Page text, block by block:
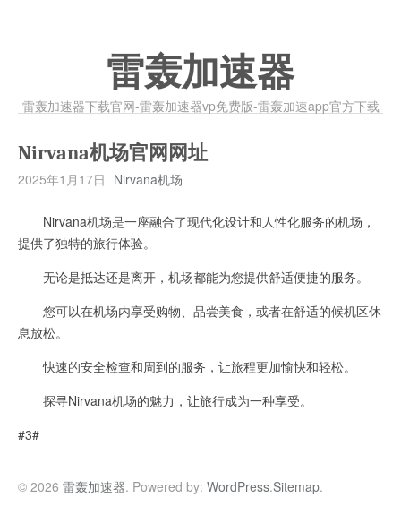
雷轰加速器
雷轰加速器下载官网-雷轰加速器vp免费版-雷轰加速app官方下载
Nirvana机场官网网址
2025年1月17日 Nirvana机场
Nirvana机场是一座融合了现代化设计和人性化服务的机场，
提供了独特的旅行体验。
无论是抵达还是离开，机场都能为您提供舒适便捷的服务。
您可以在机场内享受购物、品尝美食，或者在舒适的候机区休
息放松。
快速的安全检查和周到的服务，让旅程更加愉快和轻松。
探寻Nirvana机场的魅力，让旅行成为一种享受。
#3#
© 2026 雷轰加速器. Powered by: WordPress.Sitemap.